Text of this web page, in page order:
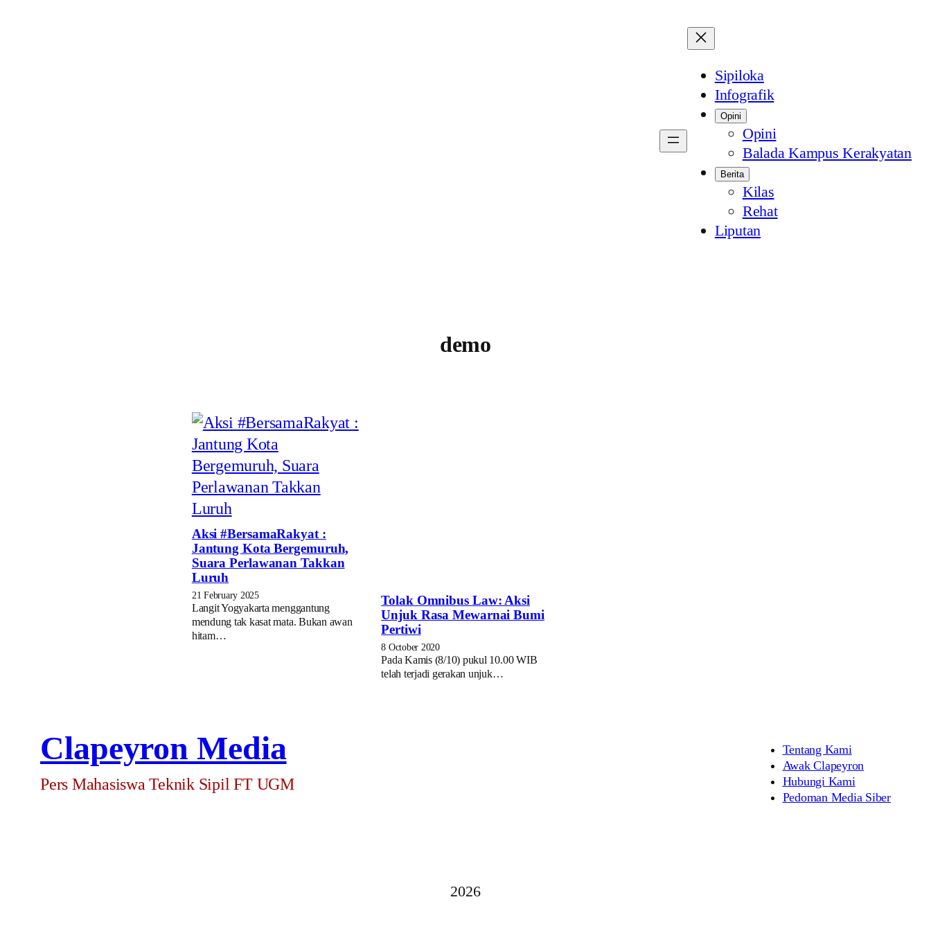
Sipiloka
Infografik
Opini
Opini
Balada Kampus Kerakyatan
Berita
Kilas
Rehat
Liputan
demo
Aksi #BersamaRakyat :
Jantung Kota Bergemuruh,
Suara Perlawanan Takkan
Luruh
21 February 2025
Langit Yogyakarta menggantung
mendung tak kasat mata. Bukan awan
hitam…
Tolak Omnibus Law: Aksi
Unjuk Rasa Mewarnai Bumi
Pertiwi
8 October 2020
Pada Kamis (8/10) pukul 10.00 WIB
telah terjadi gerakan unjuk…
Clapeyron Media
Pers Mahasiswa Teknik Sipil FT UGM
Tentang Kami
Awak Clapeyron
Hubungi Kami
Pedoman Media Siber
2026